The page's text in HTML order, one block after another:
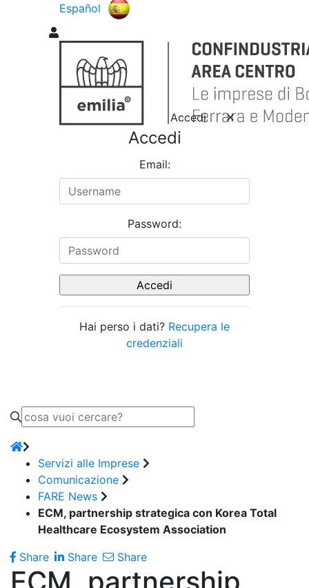
Español
Accedi
Accedi
Email:
Password:
Hai perso i dati? Recupera le
credenziali
Servizi alle Imprese
Comunicazione
FARE News
ECM, partnership strategica con Korea Total
Healthcare Ecosystem Association
Share
Share Share